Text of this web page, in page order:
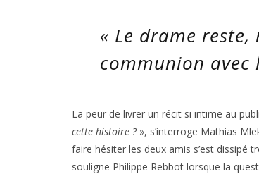
« Le drame
communion avec
La peur de livrer un récit si intime au
cette histoire ?», s’interroge Mathias
faire hésiter les deux amis s’est dissipé
souligne Philippe Rebbot lorsque la